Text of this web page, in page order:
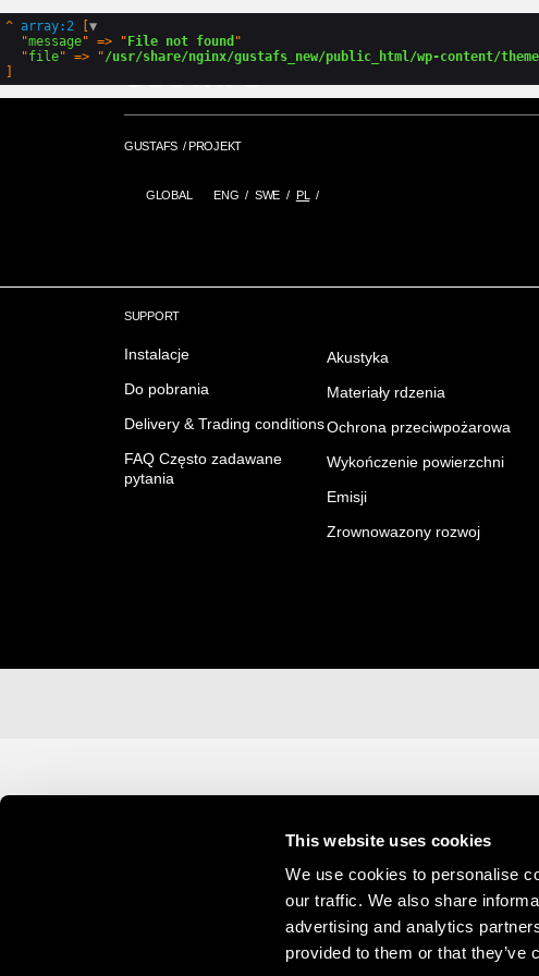
This website uses cookies
We use cookies to personalise
our traffic. We also share
advertising and analytics
provided to them or that
GUSTAFS /PROJEKT
^ array:2
▼
  "
message" => " File not found "
  "
file" => "/usr/share/nginx/gustafs_new/public_html/wp-content/
GLOBAL ENG SWE PL
SUPPORT
Instalacje
Do pobrania
Delivery & Trading conditions
FAQ Często zadawane
pytania
Akustyka
Materiały rdzenia
Ochrona przeciwpożarowa
Wykończenie powierzchni
Emisji
Zrownowazony rozwoj